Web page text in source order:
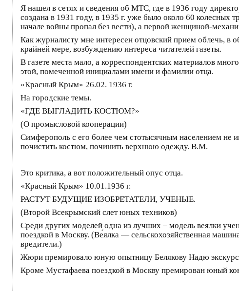
Я нашел в сетях и сведения об МТС, где в 1936 году
создана в 1931 году, в 1935 г. уже было около 60
начале войны пропал без вести), а первой женщиной-
Как журналисту мне интересен отцовский прием облечь, в
крайней мере, возбуждению интереса читателей газеты.
В газете места мало, а корреспондентских материалов
этой, помеченной инициалами имени и фамилии отца.
«Красный Крым» 26.02. 1936 г.
На городские темы.
«ГДЕ ВЫГЛАДИТЬ КОСТЮМ?»
(О промысловой кооперации)
Симферополь с его более чем стотысячным населением не
почистить костюм, починить верхнюю одежду. В.М.
Это критика, а вот положительный опус отца.
«Красный Крым» 10.01.1936 г.
РАСТУТ БУДУЩИЕ ИЗОБРЕТАТЕЛИ, УЧЕНЫЕ.
(Второй Всекрымский слет юных техников)
Среди других моделей одна из лучших – модель веялки
поездкой в Москву. (Ве́ялка — сельскохозяйственная
вредители.)
Жюри премировало юную опытницу Белякову Надю
Кроме Мустафаева поездкой в Москву премирован юный